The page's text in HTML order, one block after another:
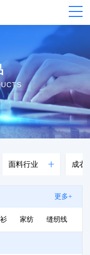
面料行业 成衣
家纺 缝纫线
更多+